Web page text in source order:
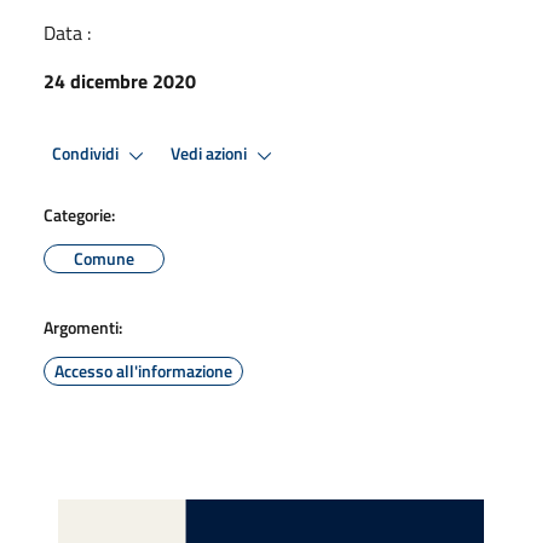
Data :
24 dicembre 2020
Condividi Vedi azioni
Categorie:
Comune
Argomenti:
Accesso all'informazione